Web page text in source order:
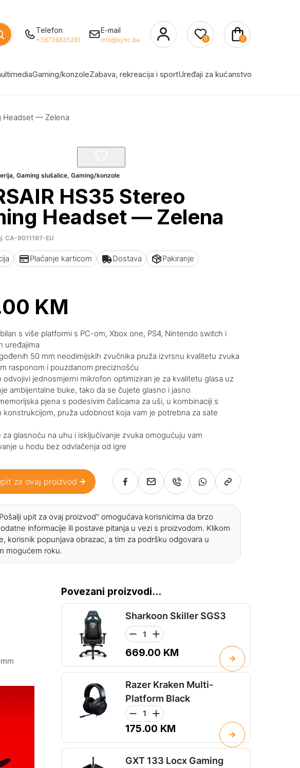
Telefon
+38736835281
E-mail
info@sync.ba 0 0
Gaming/konzoleZabava, rekreacija i sportUređaji za kućanstvo
Headset — Zelena
,Gaming slušalice,Gaming/konzole
HS35 Stereo
Headset — Zelena
CA-9011197-EU
Plaćanje karticom Dostava Pakiranje
KM
s više platformi s PC-om, Xbox one, PS4, Nintendo switch i
uređajima
50 mm neodimijskih zvučnika pruža izvrsnu kvalitetu zvuka
rasponom i pouzdanom preciznošću
odvojivi jednosmjerni mikrofon optimiziran je za kvalitetu glasa uz
ambijentalne buke, tako da se čujete glasno i jasno
pjena s podesivim čašicama za uši, u kombinaciji s
konstrukcijom, pruža udobnost koja vam je potrebna za sate
za glasnoću na uhu i isključivanje zvuka omogućuju vam
u hodu bez odvlačenja od igre
za ovaj proizvod
upit za ovaj proizvod" omogućava korisnicima da brzo
informacije ili postave pitanja u vezi s proizvodom. Klikom
korisnik popunjava obrazac, a tim za podršku odgovara u
mogućem roku.
Povezani proizvodi...
Sharkoon Skiller SGS3
669.00 KM
Razer Kraken Multi-
Platform Black
175.00 KM
GXT 133 Locx Gaming